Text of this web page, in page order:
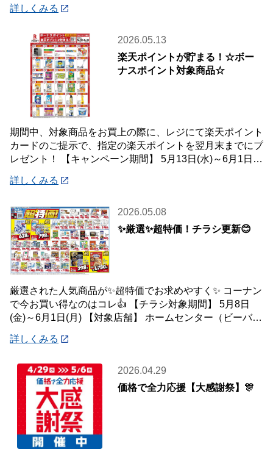
詳しくみる
2026.05.13
楽天ポイントが貯まる！☆ボー
ナスポイント対象商品☆
期間中、対象商品をお買上の際に、レジにて楽天ポイント
カードのご提示で、指定の楽天ポイントを翌月末までにプ
レゼント！ 【キャンペーン期間】 5月13日(水)～6月1日
詳しくみる
2026.05.08
✨厳選✨超特価！チラシ更新😊
厳選された人気商品が✨超特価でお求めやすく✨ コーナン
で今お買い得なのはコレ👍 【チラシ対象期間】 5月8日
(金)～6月1日(月) 【対象店舗】 ホームセンター（ビーバー
詳しくみる
2026.04.29
価格で全力応援【大感謝祭】🎊